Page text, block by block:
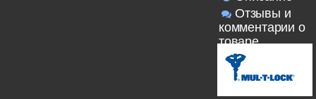
Отзывы и
комментарии о
товаре